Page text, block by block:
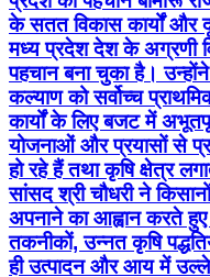
के सतत विकास कार्यों और
मध्य प्रदेश देश के अग्रणी
पहचान बना चुका है।
कल्याण को सर्वोच्च
कार्यों के लिए बजट में
योजनाओं और प्रयासों से
हो रहे हैं तथा कृषि क्षेत्र
सांसद श्री चौधरी ने
अपनाने का आह्वान करते
तकनीकों, उन्नत कृषि
ही उत्पादन और आय में